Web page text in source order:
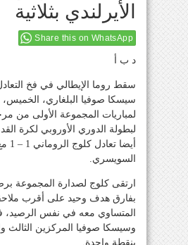
الأيرلندي بثلاثية
Share this on WhatsApp
د ب أ
سقط روما الإيطالي في فخ
سيسكا صوفيا البلغاري، الخميس،
لمباريات المجموعة الأولى من
لبطولة الدوري الأوروبي لكرة
السويسري.
بفارق هدف وحيد على أقرب
المتساوي معه في نفس الرصيد،
وسيسكا صوفيا المركزين الثالث
بنقطة واحدة.